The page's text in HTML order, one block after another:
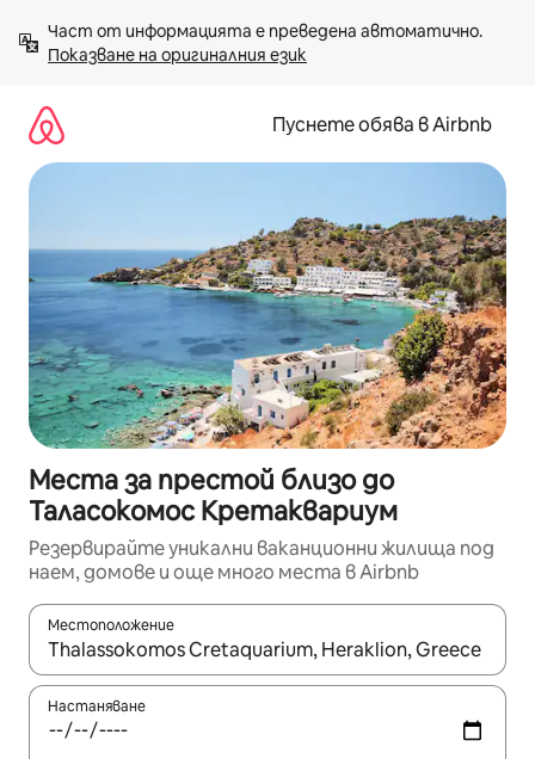
към
съдържанието
Показване на оригиналния език
Пуснете обява в Airbnb
Места за престой близо до
Таласокомос Кретаквариум
Резервирайте уникални ваканционни жилища под
наем, домове и още много места в Airbnb
Местоположение
Когато резултатите се покажат, използвайте
Настаняване